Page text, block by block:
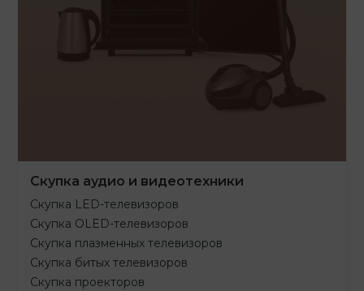
Скупка аудио и видеотехники
Скупка LED-телевизоров
Скупка OLED-телевизоров
Скупка плазменных телевизоров
Скупка битых телевизоров
Скупка проекторов